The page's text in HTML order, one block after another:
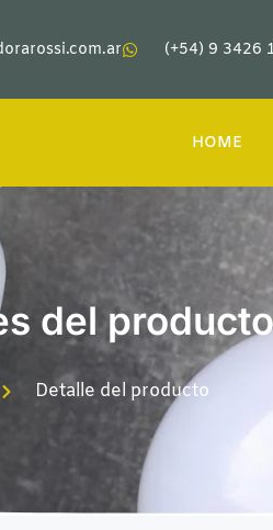
(+54) 9 3426
HOME
del producto
Detalle del producto